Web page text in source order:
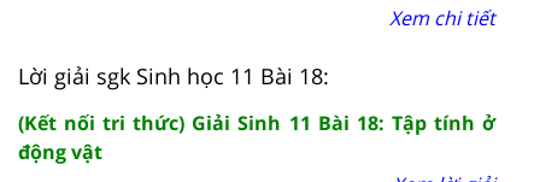
Xem chi tiết
Lời giải sgk Sinh học 11 Bài 18:
(Kết nối tri thức) Giải Sinh 11 Bài 18: Tập tính ở
động vật